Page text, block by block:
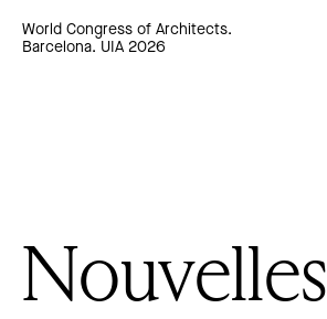
World Congress of Architects.
Barcelona. UIA 2026
Nouvelles